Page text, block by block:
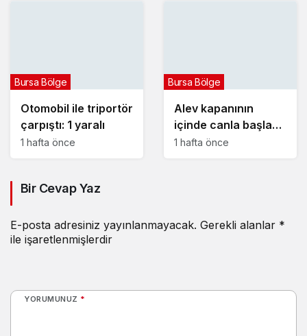
Otomobil ile triportör
çarpıştı: 1 yaralı
Bursa Bölge
1 hafta önce
Alev kapanının
içinde canla başla
mücadele ettiler:
Bursa Bölge
1 hafta önce
Bir Cevap Yaz
E-posta adresiniz yayınlanmayacak. Gerekli alanlar *
ile işaretlenmişlerdir
YORUMUNUZ *